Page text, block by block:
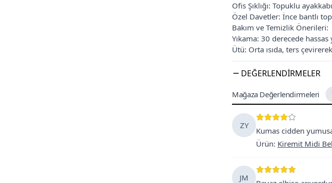
Ofis Şıklığı: Topuklu
Özel Davetler: İnce bantlı
Bakım ve Temizlik Önerileri:
Yıkama: 30 derecede hassas
Ütü: Orta ısıda, ters
DEĞERLENDIRMELER
Mağaza Değerlendirmeleri
ZY
Kumas cidden
Ürün: Kiremit Midi
JM